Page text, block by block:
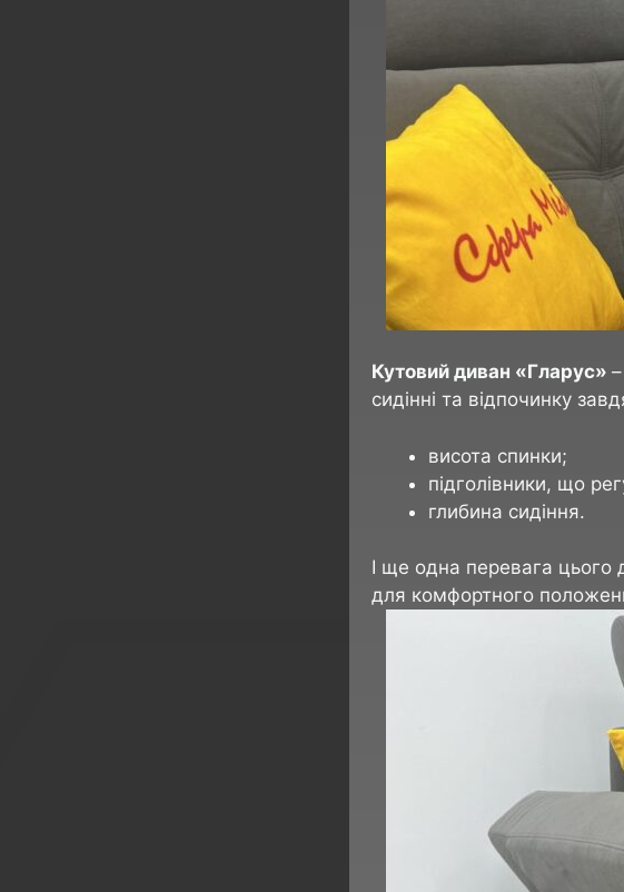
Кутовий диван «Гларус»
сидінні та відпочинку
висота спинки;
підголівники, що
глибина сидіння.
І ще одна перевага цього
для комфортного